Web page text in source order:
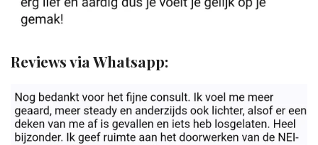
Reviews via Whatsapp: